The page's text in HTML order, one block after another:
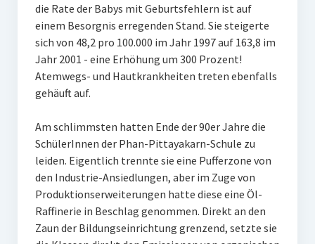
die Rate der Babys mit Geburtsfehlern ist auf
einem Besorgnis erregenden Stand. Sie steigerte
sich von 48,2 pro 100.000 im Jahr 1997 auf 163,8 im
Jahr 2001 - eine Erhöhung um 300 Prozent!
Atemwegs- und Hautkrankheiten treten ebenfalls
gehäuft auf.
Am schlimmsten hatten Ende der 90er Jahre die
SchülerInnen der Phan-Pittayakarn-Schule zu
leiden. Eigentlich trennte sie eine Pufferzone von
den Industrie-Ansiedlungen, aber im Zuge von
Produktionserweiterungen hatte diese eine Öl-
Raffinerie in Beschlag genommen. Direkt an den
Zaun der Bildungseinrichtung grenzend, setzte sie